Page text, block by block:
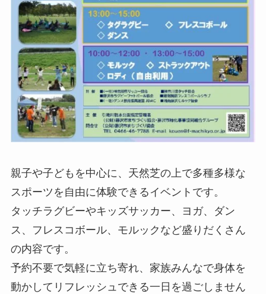
親子や子どもを中心に、天然芝の上で多種多様な
スポーツを自由に体験できるイベントです。
タッチラグビーやキッズサッカー、ヨガ、ダン
ス、フレスコボール、モルックなど盛りだくさん
の内容です。
予約不要で気軽に立ち寄れ、家族みんなで身体を
動かしてリフレッシュできる一日を過ごしません